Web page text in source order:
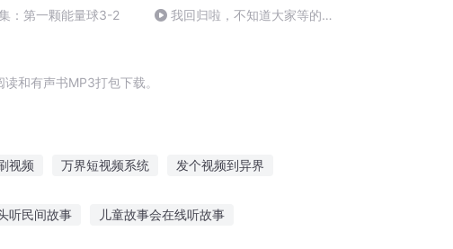
：第一颗能量球3-2
我回归啦，不知道大家等的久
和有声书MP3打包下载。
视频 万界短视频系统 发个视频到异界
听民间故事 儿童故事会在线听故事